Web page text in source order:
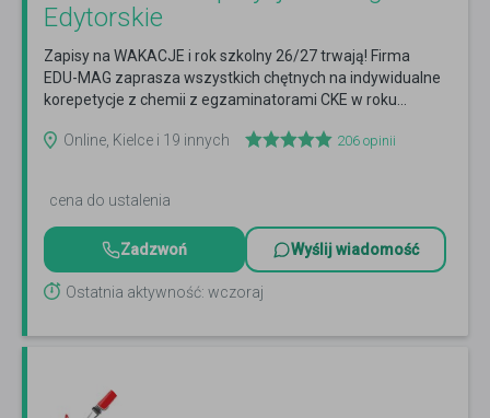
Edytorskie
Zapisy na WAKACJE i rok szkolny 26/27 trwają! Firma
EDU-MAG zaprasza wszystkich chętnych na indywidualne
korepetycje z chemii z egzaminatorami CKE w roku...
Online, Kielce i 19 innych
206 opinii
cena do ustalenia
Zadzwoń Wyślij wiadomość
Ostatnia aktywność: wczoraj